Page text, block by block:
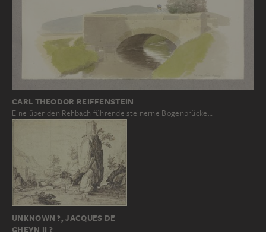
CARL THEODOR REIFFENSTEIN
Eine über den Rehbach führende steinerne Bogenbrücke…
UNKNOWN ?, JACQUES DE
GHEYN II ?